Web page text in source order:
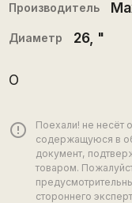
Производитель
Диаметр 26, "
О
error_outline
Поехали! не несёт
содержащуюся в
документ,
товаром.
стороннего